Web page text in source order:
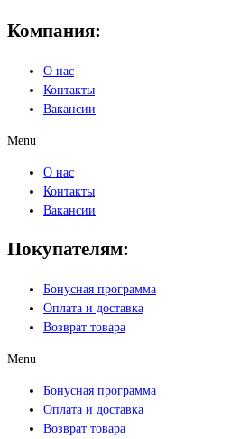
Компания:
О нас
Контакты
Вакансии
Menu
О нас
Контакты
Вакансии
Покупателям:
Бонусная программа
Оплата и доставка
Возврат товара
Menu
Бонусная программа
Оплата и доставка
Возврат товара